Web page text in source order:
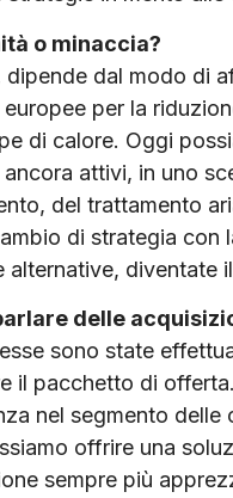
o minaccia?
dipende dal modo di
per la
di calore. Oggi
attivi, in uno
del trattamento
di strategia con
alternative, diventate
delle
sono state
il pacchetto di
nel segmento
offrire una
sempre più